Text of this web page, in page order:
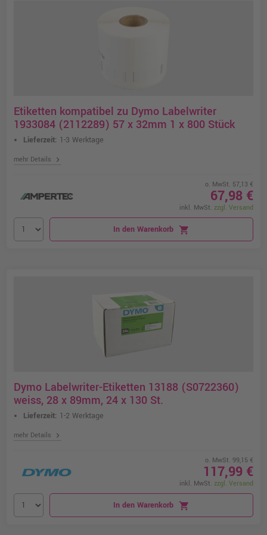
Etiketten kompatibel zu Dymo Labelwriter
1933084 (2112289) 57 x 32mm 1 x 800 Stück
Lieferzeit: 1-3 Werktage
mehr Details chevron_right
o. MwSt. 57,13 €
67,98 €
inkl. MwSt. zzgl. Versand
In den Warenkorb shopping_cart
Dymo Labelwriter-Etiketten 13188 (S0722360)
weiss, 28 x 89mm, 24 x 130 St.
Lieferzeit: 1-2 Werktage
mehr Details chevron_right
o. MwSt. 99,15 €
117,99 €
inkl. MwSt. zzgl. Versand
In den Warenkorb shopping_cart